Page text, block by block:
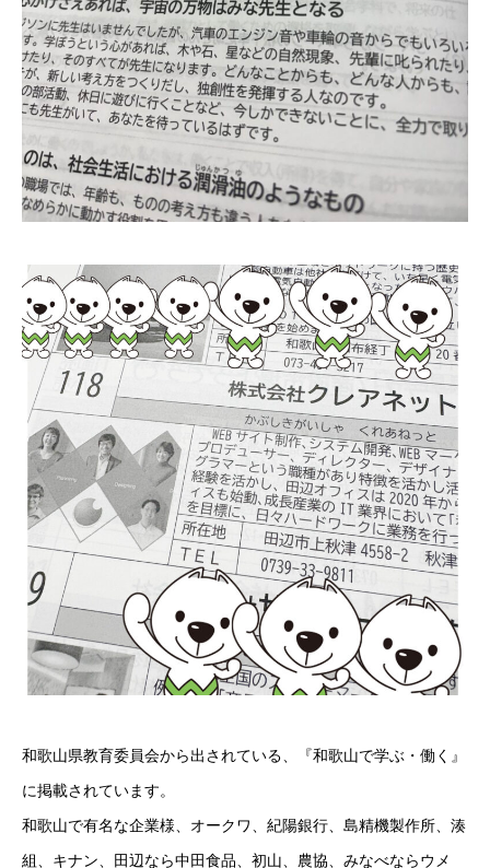
和歌山県教育委員会から出されている、『和歌山で学ぶ・働く』
に掲載されています。
和歌山で有名な企業様、オークワ、紀陽銀行、島精機製作所、湊
組、キナン、田辺なら中田食品、初山、農協、みなべならウメ